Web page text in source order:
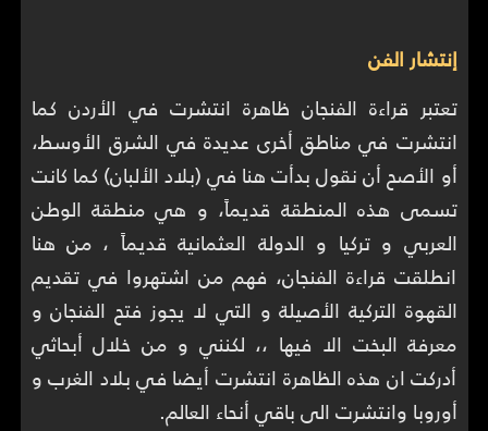
إنتشار الفن
تعتبر قراءة الفنجان ظاهرة انتشرت في الأردن كما
انتشرت في مناطق أخرى عديدة في الشرق الأوسط،
أو الأصح أن نقول بدأت هنا في (بلاد الألبان) كما كانت
تسمى هذه المنطقة قديماً، و هي منطقة الوطن
العربي و تركيا و الدولة العثمانية قديماً ، من هنا
انطلقت قراءة الفنجان، فهم من اشتهروا في تقديم
القهوة التركية الأصيلة و التي لا يجوز فتح الفنجان و
معرفة البخت الا فيها ،، لكنني و من خلال أبحاثي
أدركت ان هذه الظاهرة انتشرت أيضا في بلاد الغرب و
أوروبا وانتشرت الى باقي أنحاء العالم.